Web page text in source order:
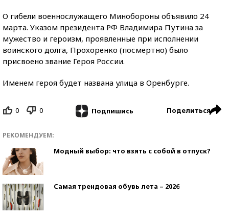
О гибели военнослужащего Минобороны объявило 24
марта. Указом президента РФ Владимира Путина за
мужество и героизм, проявленные при исполнении
воинского долга, Прохоренко (посмертно) было
присвоено звание Героя России.
Именем героя будет названа улица в Оренбурге.
0 0 Подпишись Поделиться
РЕКОМЕНДУЕМ:
Модный выбор: что взять с собой в отпуск?
Самая трендовая обувь лета – 2026